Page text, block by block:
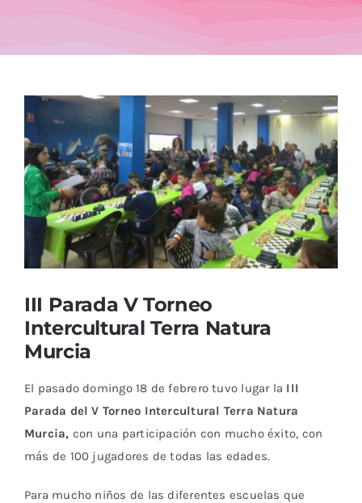
imagen
más
grande
III Parada V Torneo
Intercultural Terra Natura
Murcia
El pasado domingo 18 de febrero tuvo lugar la III
Parada del V Torneo Intercultural Terra Natura
Murcia, con una participación con mucho éxito, con
más de 100 jugadores de todas las edades.
Para mucho niños de las diferentes escuelas que